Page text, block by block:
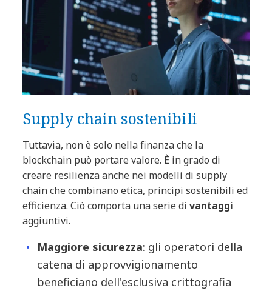
Supply chain sostenibili
Tuttavia, non è solo nella finanza che la
blockchain può portare valore. È in grado di
creare resilienza anche nei modelli di supply
chain che combinano etica, principi sostenibili ed
efficienza. Ciò comporta una serie divantaggi
aggiuntivi.
Maggiore sicurezza: gli operatori della
catena di approvvigionamento
beneficiano dell'esclusiva crittografia